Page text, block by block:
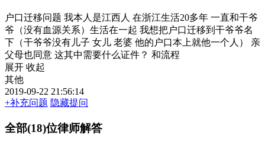
户口迁移问题 我本人是江西人 在浙江生活20多年 一直和干爷
爷（没有血源关系）生活在一起 我想把户口迁移到干爷爷名
下（干爷爷没有儿子 女儿 老婆 他的户口本上就他一个人） 亲
父母也同意 这其中需要什么证件？ 和流程
展开 收起
其他
2019-09-22 21:56:14
+补充问题 隐藏提问
全部(18)位律师解答